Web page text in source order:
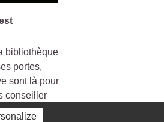
bibliothèque
portes,
sont là pour
conseiller